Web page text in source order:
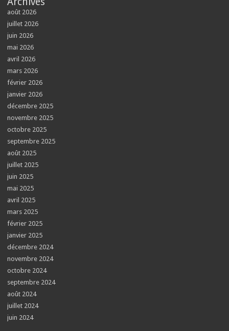
août 2026
juillet 2026
juin 2026
mai 2026
avril 2026
mars 2026
février 2026
janvier 2026
décembre 2025
novembre 2025
octobre 2025
septembre 2025
août 2025
juillet 2025
juin 2025
mai 2025
avril 2025
mars 2025
février 2025
janvier 2025
décembre 2024
novembre 2024
octobre 2024
septembre 2024
août 2024
juillet 2024
juin 2024